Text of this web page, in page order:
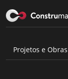
Projetos e Obras